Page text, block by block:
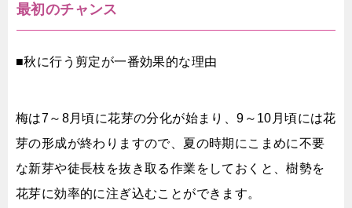
最初のチャンス
■秋に行う剪定が一番効果的な理由
梅は7～8月頃に花芽の分化が始まり、9～10月頃には花
芽の形成が終わりますので、夏の時期にこまめに不要
な新芽や徒長枝を抜き取る作業をしておくと、樹勢を
花芽に効率的に注ぎ込むことができます。